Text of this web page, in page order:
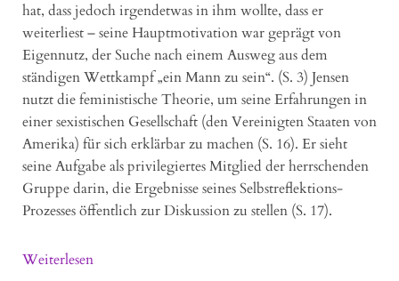
hat, dass jedoch irgendetwas in ihm wollte, dass er
weiterliest – seine Hauptmotivation war geprägt von
Eigennutz, der Suche nach einem Ausweg aus dem
ständigen Wettkampf „ein Mann zu sein“. (S. 3) Jensen
nutzt die feministische Theorie, um seine Erfahrungen in
einer sexistischen Gesellschaft (den Vereinigten Staaten von
Amerika) für sich erklärbar zu machen (S. 16). Er sieht
seine Aufgabe als privilegiertes Mitglied der herrschenden
Gruppe darin, die Ergebnisse seines Selbstreflektions-
Prozesses öffentlich zur Diskussion zu stellen (S. 17).
Weiterlesen